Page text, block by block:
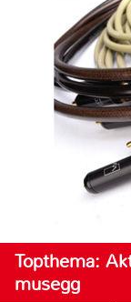
Topthema:
musegg